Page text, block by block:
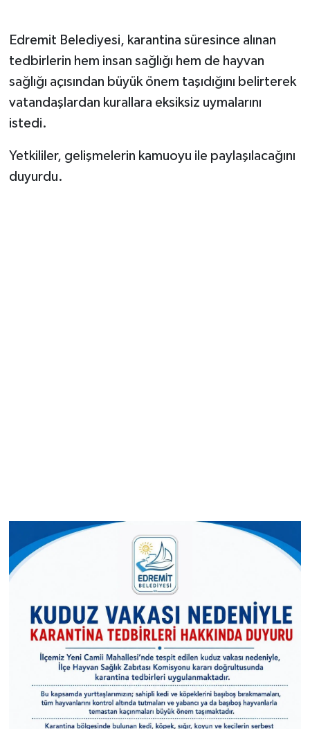
Edremit Belediyesi, karantina süresince alınan
tedbirlerin hem insan sağlığı hem de hayvan
sağlığı açısından büyük önem taşıdığını belirterek
vatandaşlardan kurallara eksiksiz uymalarını
istedi.
Yetkililer, gelişmelerin kamuoyu ile paylaşılacağını
duyurdu.